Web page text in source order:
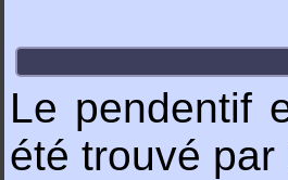
Le pendentif
été trouvé